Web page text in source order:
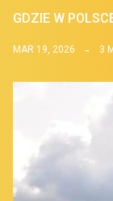
GDZIE W
MAR 19, 2026 3